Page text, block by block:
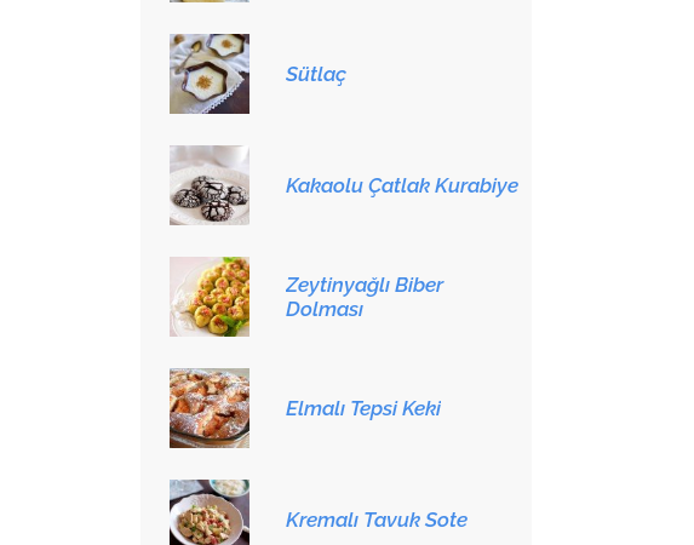
Sütlaç
Kakaolu Çatlak Kurabiye
Zeytinyağlı Biber
Dolması
Elmalı Tepsi Keki
Kremalı Tavuk Sote